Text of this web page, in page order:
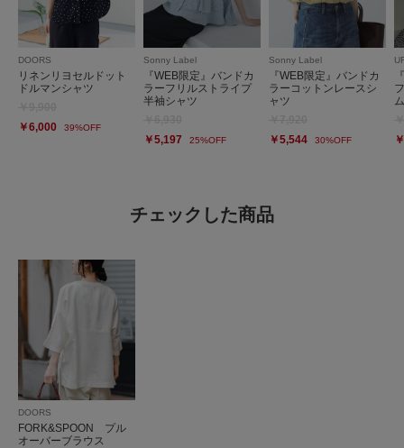
DOORS
リネンリヨセルドット
ドルマンシャツ
￥6,000
39%OFF
Sonny Label
『WEB限定』バンドカ
ラーフリルストライプ
半袖シャツ
￥5,197
25%OFF
Sonny Label
『WEB限定』バンドカ
ラーコットンレースシ
ャツ
￥5,544
30%OFF
チェックした商品
DOORS
FORK&SPOON プル
オーバーブラウス